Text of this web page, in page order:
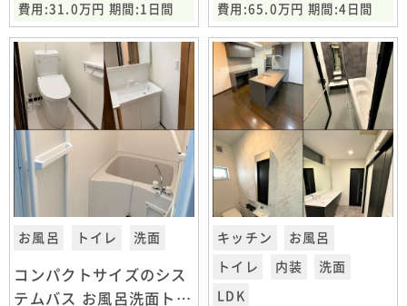
費用:31.0万円 期間:1日間
工 大阪市東成区
費用:65.0万円 期間:4日間
お風呂 トイレ 洗面
コンパクトサイズのシス
テムバス お風呂洗面トイ
キッチン お風呂
トイレ 内装 洗面
LDK